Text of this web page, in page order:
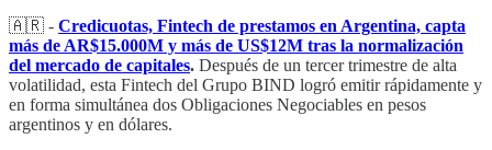
🇦🇷 - Credicuotas, Fintech de prestamos en Argentina, capta
más de AR$15.000M y más de US$12M tras la normalización
del mercado de capitales. Después de un tercer trimestre de alta
volatilidad, esta Fintech del Grupo BIND logró emitir rápidamente y
en forma simultánea dos Obligaciones Negociables en pesos
argentinos y en dólares.